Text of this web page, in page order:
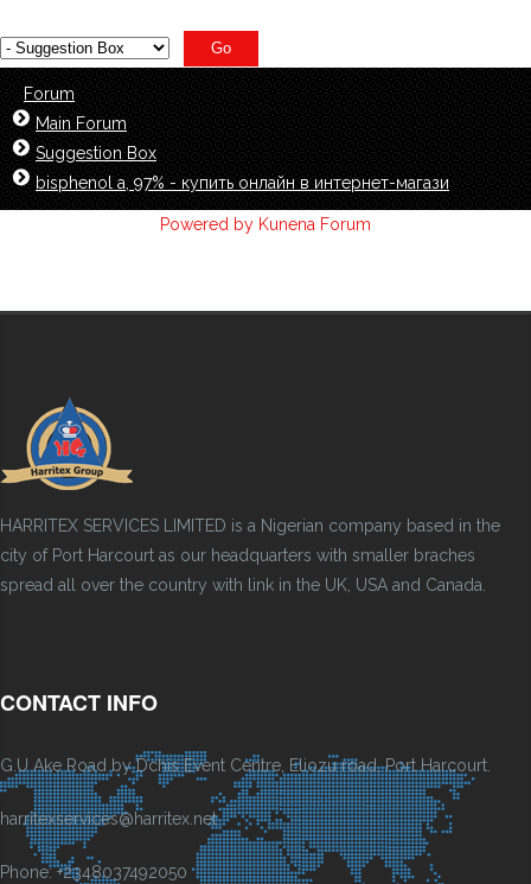
Forum
Main Forum
Suggestion Box
bisphenol a, 97% - купить онлайн в интернет-магази
Powered by Kunena Forum
HARRITEX SERVICES LIMITED is a Nigerian company based in the
city of Port Harcourt as our headquarters with smaller braches
spread all over the country with link in the UK, USA and Canada.
CONTACT INFO
G.U Ake Road by Dchis Event Centre, Eliozu road, Port Harcourt.
harritexservices@harritex.net
Phone: +2348037492050